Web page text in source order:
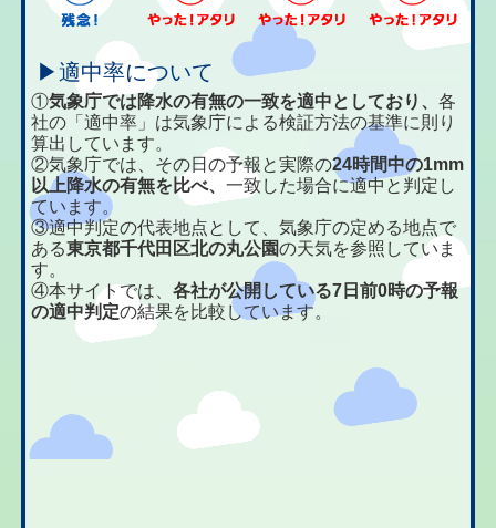
▶適中率について
①気象庁では降水の有無の一致を適中としており、各
社の「適中率」は気象庁による検証方法の基準に則り
算出しています。
②気象庁では、その日の予報と実際の24時間中の1mm
以上降水の有無を比べ、一致した場合に適中と判定し
ています。
③適中判定の代表地点として、気象庁の定める地点で
ある東京都千代田区北の丸公園の天気を参照していま
す。
④本サイトでは、各社が公開している7日前0時の予報
の適中判定の結果を比較しています。